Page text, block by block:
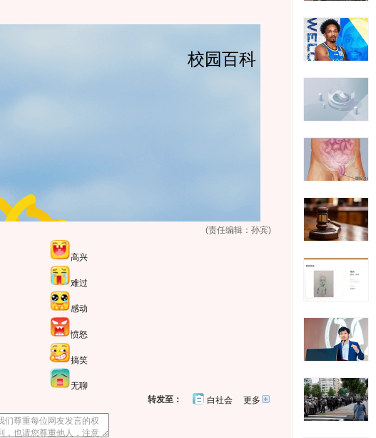
(责任编辑：孙宾)
高兴
难过
感动
愤怒
搞笑
无聊
更多开
转发至： 白社会